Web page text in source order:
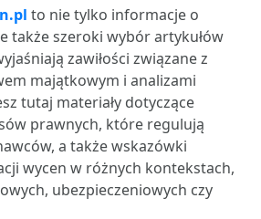
to nie tylko informacje o
także szeroki wybór artykułów
zawiłości związane z
majątkowym i analizami
tutaj materiały dotyczące
prawnych, które regulują
a także wskazówki
wycen w różnych kontekstach,
ubezpieczeniowych czy